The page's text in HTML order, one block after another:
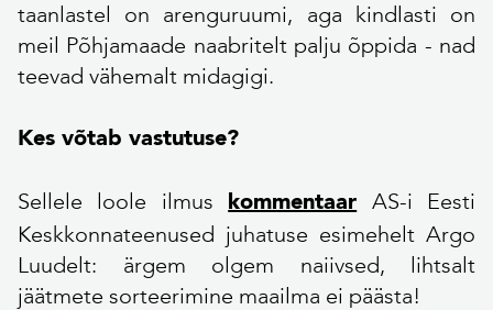
taanlastel on arenguruumi, aga kindlasti on
meil Põhjamaade naabritelt palju õppida - nad
teevad vähemalt midagigi.
Kes võtab vastutuse?
Sellele loole ilmus kommentaar
AS-i Eesti
Keskkonnateenused juhatuse esimehelt Argo
Luudelt: ärgem olgem naiivsed, lihtsalt
jäätmete sorteerimine maailma ei päästa!